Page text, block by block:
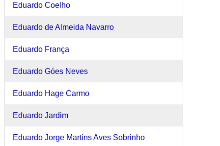
Eduardo Coelho
Eduardo de Almeida Navarro
Eduardo França
Eduardo Góes Neves
Eduardo Hage Carmo
Eduardo Jardim
Eduardo Jorge Martins Aves Sobrinho